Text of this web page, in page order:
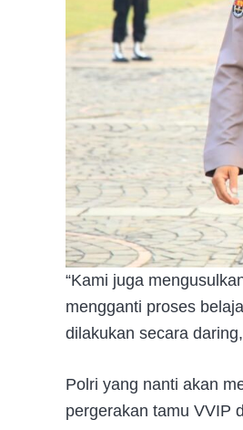
“Kami juga
mengganti proses
dilakukan secara
Polri yang nanti akan
pergerakan tamu VVIP